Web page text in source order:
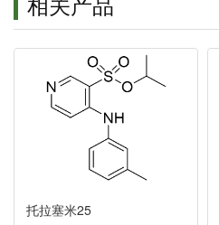
托拉塞米25